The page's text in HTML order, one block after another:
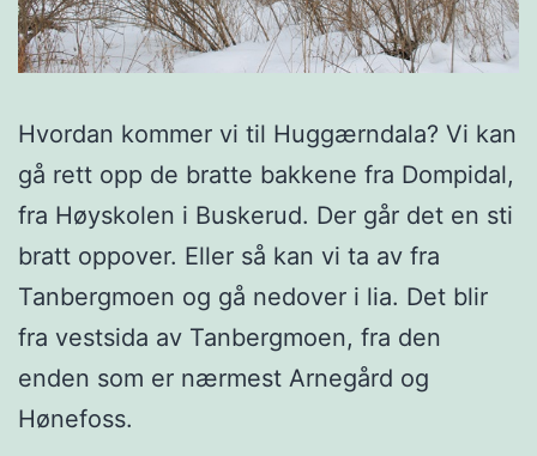
Hvordan kommer vi til Huggærndala? Vi kan
gå rett opp de bratte bakkene fra Dompidal,
fra Høyskolen i Buskerud. Der går det en sti
bratt oppover. Eller så kan vi ta av fra
Tanbergmoen og gå nedover i lia. Det blir
fra vestsida av Tanbergmoen, fra den
enden som er nærmest Arnegård og
Hønefoss.